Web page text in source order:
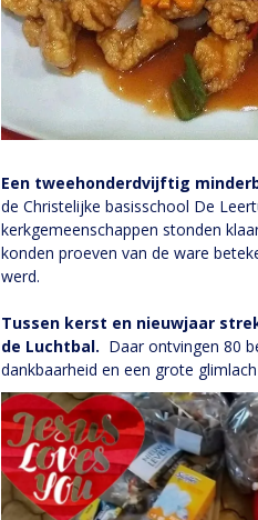
Een tweehonderdvijftig
de Christelijke basisschool De
kerkgemeenschappen stonden
konden proeven van de ware
werd.
Tussen kerst en nieuwjaar
de Luchtbal. Daar ontvingen 80
dankbaarheid en een grote